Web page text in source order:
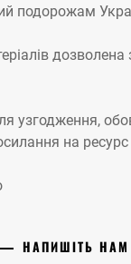
подорожам
узгодження,
на
НАПИШІТЬ НАМ